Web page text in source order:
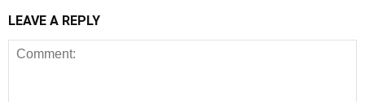
LEAVE A REPLY